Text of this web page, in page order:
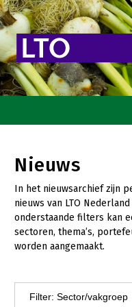
Toekomstvisie
Goed eten
Mooi groen
Sterk
Nieuws
In het nieuwsarchief zijn
nieuws van LTO
onderstaande filters kan
sectoren, thema’s,
worden aangemaakt.